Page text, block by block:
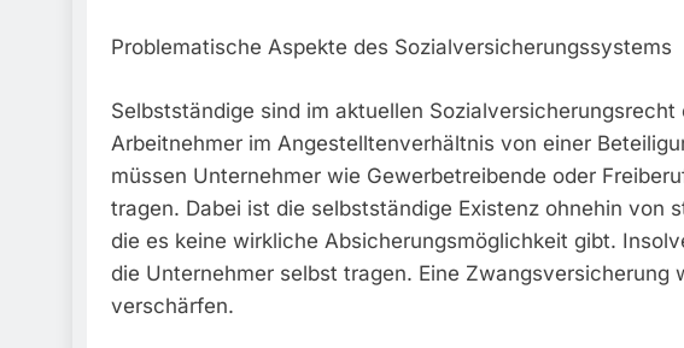
Problematische Aspekte des Sozialversicherungssystems
Selbstständige sind im aktuellen
Arbeitnehmer im Angestelltenverhältnis von einer
müssen Unternehmer wie Gewerbetreibende oder
tragen. Dabei ist die selbstständige Existenz ohnehin von
die es keine wirkliche Absicherungsmöglichkeit gibt.
die Unternehmer selbst tragen. Eine Zwangsversicherung
verschärfen.